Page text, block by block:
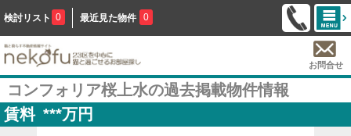
検討リスト 0 最近見た物件 0
お問合せ
コンフォリア桜上水の過去掲載物件情報
賃料 ***万円